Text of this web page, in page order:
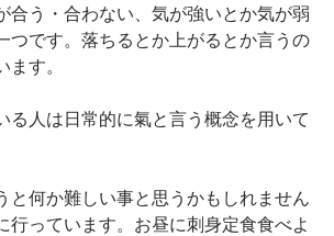
合う・合わない、気が強いとか気が弱
つです。落ちるとか上がるとか言うの
す。
人は日常的に氣と言う概念を用いて
何か難しい事と思うかもしれません
行っています。お昼に刺身定食食べよ